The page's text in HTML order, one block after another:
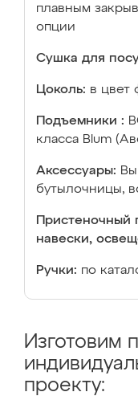
плавным
опции
Сушка для
Цоколь: в цвет
Подъемники :
класса Blum
Аксессуары:
бутылочницы,
Пристеночный
навески,
Ручки: по
Изготовим
проекту: